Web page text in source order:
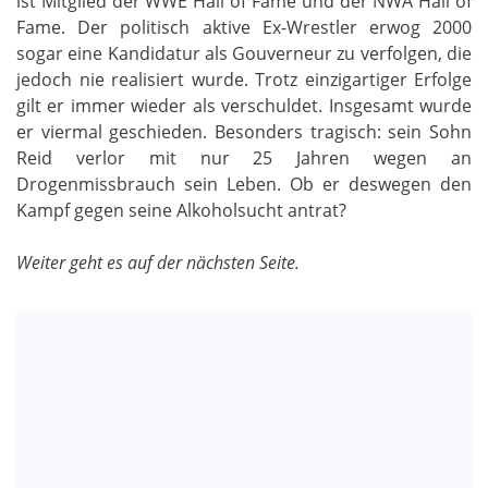
Fame. Der politisch aktive Ex-Wrestler erwog 2000
sogar eine Kandidatur als Gouverneur zu verfolgen, die
jedoch nie realisiert wurde. Trotz einzigartiger Erfolge
gilt er immer wieder als verschuldet. Insgesamt wurde
er viermal geschieden. Besonders tragisch: sein Sohn
Reid verlor mit nur 25 Jahren wegen an
Drogenmissbrauch sein Leben. Ob er deswegen den
Kampf gegen seine Alkoholsucht antrat?
Weiter geht es auf der nächsten Seite.